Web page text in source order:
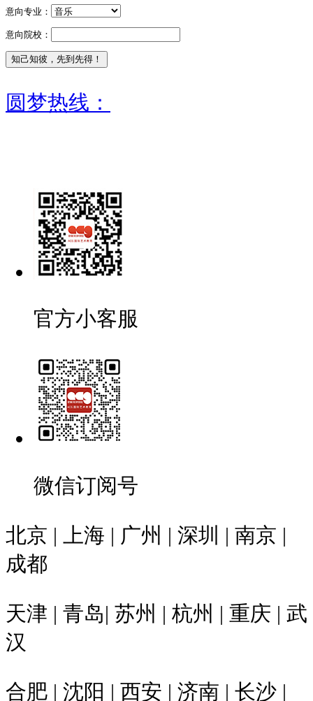
意向专业：
意向院校：
圆梦热线：
官方小客服
微信订阅号
北京 | 上海 | 广州 | 深圳 | 南京 |
成都
天津 | 青岛| 苏州 | 杭州 | 重庆 | 武
汉
合肥 | 沈阳 | 西安 | 济南 | 长沙 |